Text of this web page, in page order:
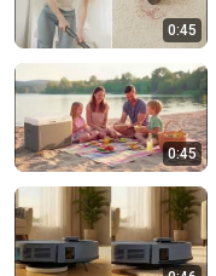
0:45
0:45